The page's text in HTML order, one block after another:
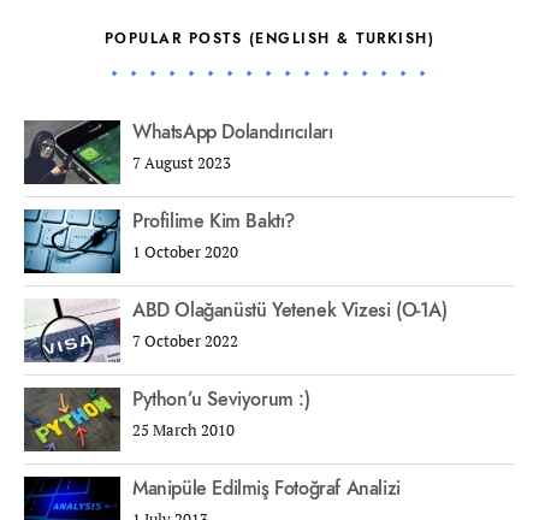
POPULAR POSTS (ENGLISH & TURKISH)
WhatsApp Dolandırıcıları
7 August 2023
Profilime Kim Baktı?
1 October 2020
ABD Olağanüstü Yetenek Vizesi (O-1A)
7 October 2022
Python’u Seviyorum :)
25 March 2010
Manipüle Edilmiş Fotoğraf Analizi